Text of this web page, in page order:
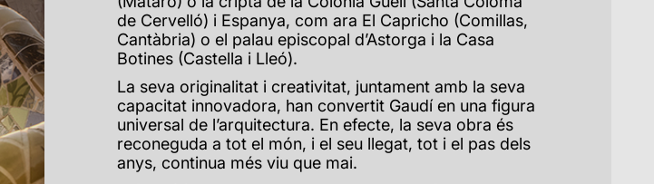
de Cervelló) i Espanya, com ara El Capricho (Comillas,
Cantàbria) o el palau episcopal d’Astorga i la Casa
Botines (Castella i Lleó).
La seva originalitat i creativitat, juntament amb la seva
capacitat innovadora, han convertit Gaudí en una figura
universal de l’arquitectura. En efecte, la seva obra és
reconeguda a tot el món, i el seu llegat, tot i el pas dels
anys, continua més viu que mai.